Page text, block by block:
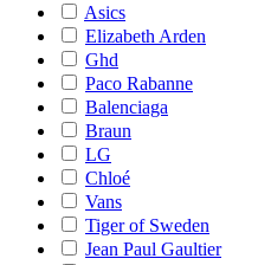
Asics
Elizabeth Arden
Ghd
Paco Rabanne
Balenciaga
Braun
LG
Chloé
Vans
Tiger of Sweden
Jean Paul Gaultier